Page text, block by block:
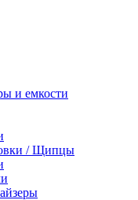
и емкости
/ Щипцы